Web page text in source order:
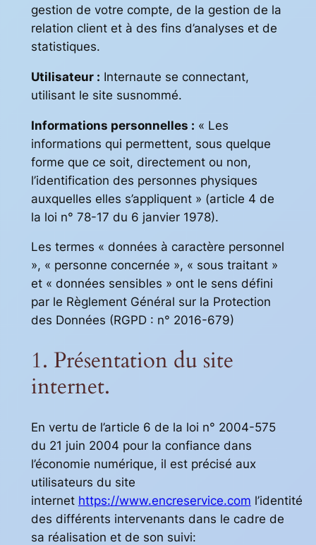
gestion de votre compte, de la gestion de la
relation client et à des fins d’analyses et de
statistiques.
Utilisateur : Internaute se connectant,
utilisant le site susnommé.
Informations personnelles : « Les
informations qui permettent, sous quelque
forme que ce soit, directement ou non,
l’identification des personnes physiques
auxquelles elles s’appliquent » (article 4 de
la loi n° 78-17 du 6 janvier 1978).
Les termes « données à caractère personnel
», « personne concernée », « sous traitant »
et « données sensibles » ont le sens défini
par le Règlement Général sur la Protection
des Données (RGPD : n° 2016-679)
1. Présentation du site
internet.
En vertu de l’article 6 de la loi n° 2004-575
du 21 juin 2004 pour la confiance dans
l’économie numérique, il est précisé aux
utilisateurs du site
internet https://www.encreservice.com l’identité
des différents intervenants dans le cadre de
sa réalisation et de son suivi: